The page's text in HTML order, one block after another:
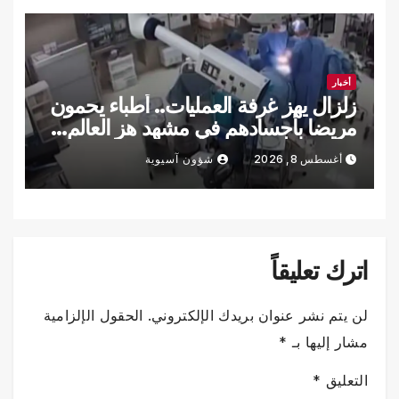
أخبار
زلزال يهز غرفة العمليات.. أطباء يحمون
مريضا بأجسادهم في مشهد هز العالم…
فيديوأغسطس 8, 2026 شؤون آسيوية
اترك تعليقاً
لن يتم نشر عنوان بريدك الإلكتروني. الحقول الإلزامية
مشار إليها بـ *
التعليق *